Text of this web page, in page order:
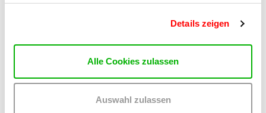
Details zeigen
Alle Cookies zulassen
Auswahl zulassen